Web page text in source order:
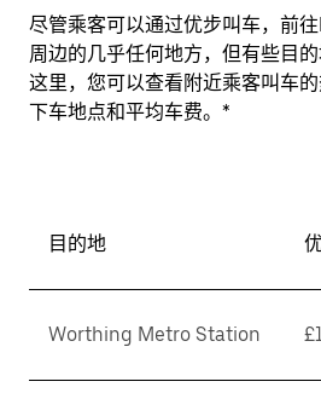
尽管乘客可以通过优步叫车，前
周边的几乎任何地方，但有些目
这里，您可以查看附近乘客叫车
下车地点和平均车费。*
目的地
Worthing Metro Station